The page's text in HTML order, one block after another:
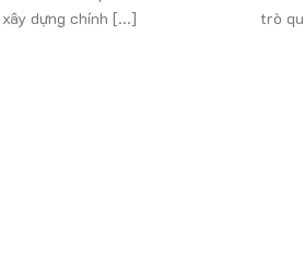
dựng chính [...]
trò